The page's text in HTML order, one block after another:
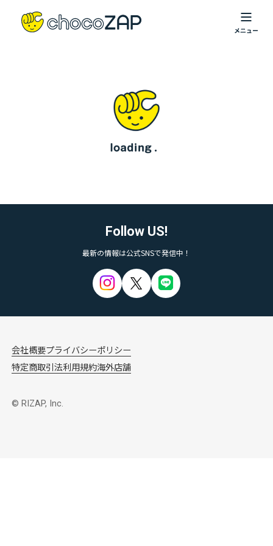
Follow US!
最新の情報は公式SNSで発信中！
会社概要プライバシーポリシー
特定商取引法利用規約海外店舗
© RIZAP, Inc.